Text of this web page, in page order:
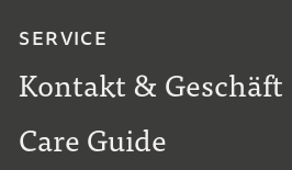
SERVICE
Kontakt & Geschäft
Care Guide